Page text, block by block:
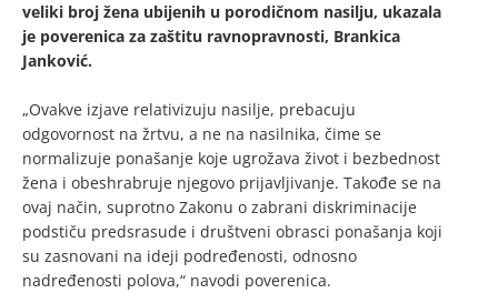
veliki broj žena ubijenih u porodičnom nasilju, ukazala
je poverenica za zaštitu ravnopravnosti, Brankica
Janković.
„Ovakve izjave relativizuju nasilje, prebacuju
odgovornost na žrtvu, a ne na nasilnika, čime se
normalizuje ponašanje koje ugrožava život i bezbednost
žena i obeshrabruje njegovo prijavljivanje. Takođe se na
ovaj način, suprotno Zakonu o zabrani diskriminacije
podstiču predsrasude i društveni obrasci ponašanja koji
su zasnovani na ideji podređenosti, odnosno
nadređenosti polova,“ navodi poverenica.